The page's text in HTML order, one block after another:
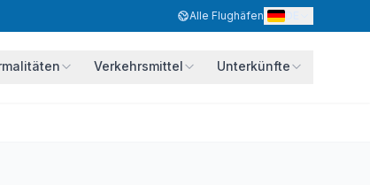
Alle Flughäfen
Verkehrsmittel Unterkünfte